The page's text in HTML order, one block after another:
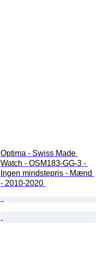
Optima - Swiss Made
Watch - OSM183-GG-3 -
Ingen mindstepris - Mænd
- 2010-2020